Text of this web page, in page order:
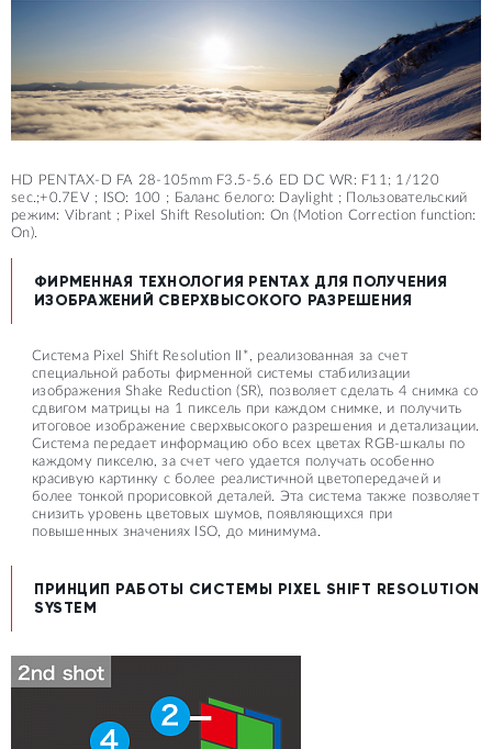
HD PENTAX-D FA 28-105mm F3.5-5.6 ED DC WR: F11; 1/120
sec.;+0.7EV ; ISO: 100 ; Баланс белого: Daylight ; Пользовательский
режим: Vibrant ; Pixel Shift Resolution: On (Motion Correction function:
On).
ФИРМЕННАЯ ТЕХНОЛОГИЯ PENTAX ДЛЯ ПОЛУЧЕНИЯ
ИЗОБРАЖЕНИЙ СВЕРХВЫСОКОГО РАЗРЕШЕНИЯ
Система Pixel Shift Resolution II*, реализованная за счет
специальной работы фирменной системы стабилизации
изображения Shake Reduction (SR), позволяет сделать 4 снимка со
сдвигом матрицы на 1 пиксель при каждом снимке, и получить
итоговое изображение сверхвысокого разрешения и детализации.
Cистема передает информацию обо всех цветах RGB-шкалы по
каждому пикселю, за счет чего удается получать особенно
красивую картинку с более реалистичной цветопередачей и
более тонкой прорисовкой деталей. Эта система также позволяет
снизить уровень цветовых шумов, появляющихся при
повышенных значениях ISO, до минимума.
ПРИНЦИП РАБОТЫ СИСТЕМЫ PIXEL SHIFT RESOLUTION
SYSTEM